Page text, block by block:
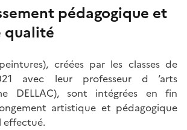
pédagogique et
qualité
créées par les classes de
avec leur professeur d ‘arts
DELLAC), sont intégrées en fin
artistique et pédagogique
effectué.